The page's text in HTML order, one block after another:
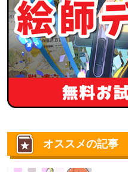
オススメの記事